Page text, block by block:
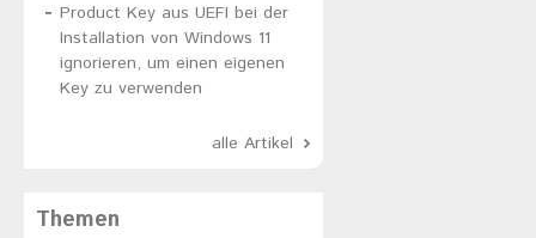
Product Key aus UEFI bei der
Installation von Windows 11
ignorieren, um einen eigenen
Key zu verwenden
alle Artikel
Themen